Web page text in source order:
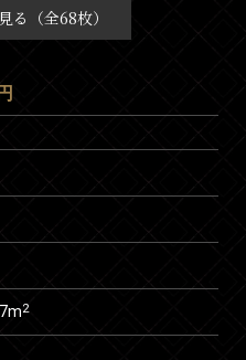
る（全68枚）
円
2